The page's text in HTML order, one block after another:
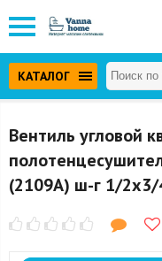
КАТАЛОГ
Вентиль угловой
(2109А) ш-г 1/